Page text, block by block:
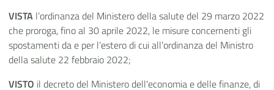
VISTA l’ordinanza del Ministero della salute del 29 marzo 2022
che proroga, fino al 30 aprile 2022, le misure concernenti gli
spostamenti da e per l’estero di cui all’ordinanza del Ministro
della salute 22 febbraio 2022;
VISTO il decreto del Ministero dell'economia e delle finanze, di